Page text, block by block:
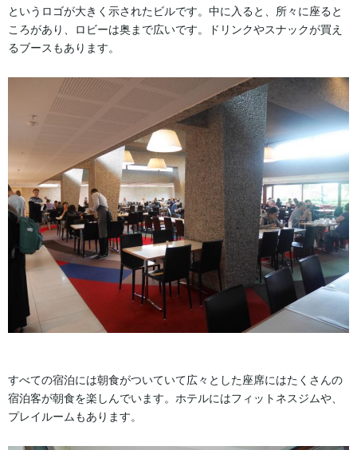
というロゴが大きく示されたビルです。中に入ると、所々に座ると
ころがあり、ロビーは奥まで広いです。ドリンクやスナックが買え
るブースもあります。
すべての宿泊には朝食がついていて広々とした座席にはたくさんの
宿泊客が朝食を楽しんでいます。ホテルにはフィットネスジムや、
プレイルームもあります。